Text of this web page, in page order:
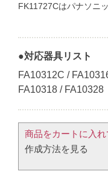
FK11727Cはパナソニ
●対応器具リスト
FA10312C /
FA10318 / FA10328
商品をカートに入
作成方法を見る​​